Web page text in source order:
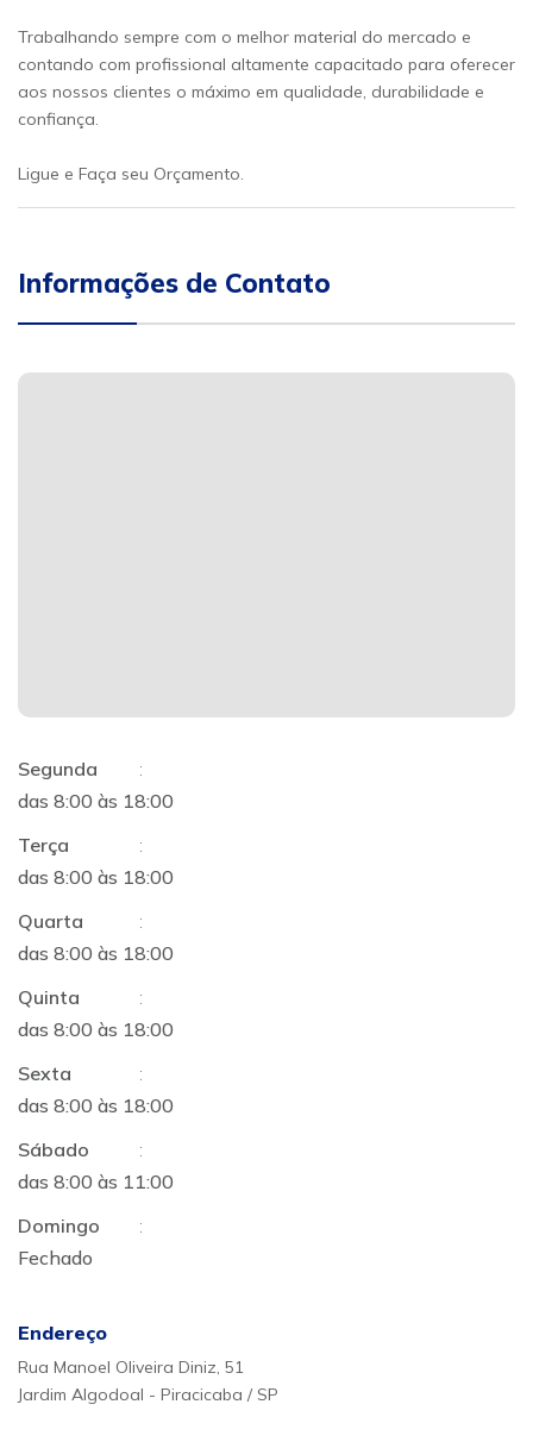
Trabalhando sempre com o melhor material do mercado e
contando com profissional altamente capacitado para oferecer
aos nossos clientes o máximo em qualidade, durabilidade e
confiança.
Ligue e Faça seu Orçamento.
Informações de Contato
Segunda
:
das 8:00 às 18:00
Terça
:
das 8:00 às 18:00
Quarta
:
das 8:00 às 18:00
Quinta
:
das 8:00 às 18:00
Sexta
:
das 8:00 às 18:00
Sábado
:
das 8:00 às 11:00
Domingo
:
Fechado
Endereço
Rua Manoel Oliveira Diniz, 51
Jardim Algodoal - Piracicaba / SP